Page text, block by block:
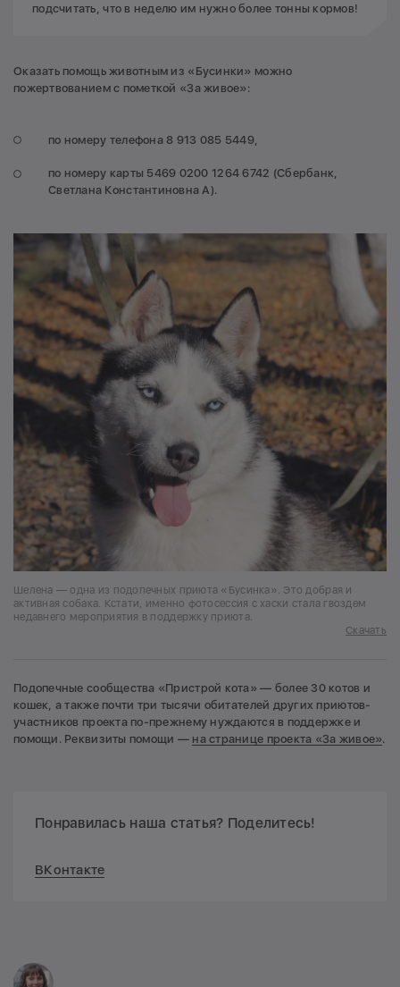
подсчитать, что в неделю им нужно более тонны кормов!
Оказать помощь животным из «Бусинки» можно
пожертвованием с пометкой «За живое»:
по номеру телефона 8 913 085 5449,
по номеру карты 5469 0200 1264 6742 (Сбербанк,
Светлана Константиновна А).
Шелена — одна из подопечных приюта «Бусинка». Это добрая и
активная собака. Кстати, именно фотосессия с хаски стала гвоздем
недавнего мероприятия в поддержку приюта.
Скачать
Подопечные сообщества «Пристрой кота» — более 30 котов и
кошек, а также почти три тысячи обитателей других приютов-
участников проекта по-прежнему нуждаются в поддержке и
помощи. Реквизиты помощи — на странице проекта «За живое».
Понравилась наша статья? Поделитесь!
ВКонтакте